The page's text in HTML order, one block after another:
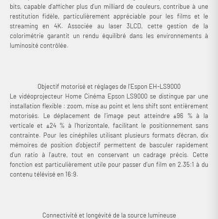
bits, capable d’afficher plus d’un milliard de couleurs, contribue à une
restitution fidèle, particulièrement appréciable pour les films et le
streaming en 4K. Associée au laser 3LCD, cette gestion de la
colorimétrie garantit un rendu équilibré dans les environnements à
luminosité contrôlée.
Objectif motorisé et réglages de l’Espon EH-LS9000
Le vidéoprojecteur Home Cinéma Epson LS9000 se distingue par une
installation flexible : zoom, mise au point et lens shift sont entièrement
motorisés. Le déplacement de l’image peut atteindre ±96 % à la
verticale et ±24 % à l’horizontale, facilitant le positionnement sans
contrainte. Pour les cinéphiles utilisant plusieurs formats d’écran, dix
mémoires de position d’objectif permettent de basculer rapidement
d’un ratio à l’autre, tout en conservant un cadrage précis. Cette
fonction est particulièrement utile pour passer d’un film en 2.35:1 à du
contenu télévisé en 16:9.
Connectivité et longévité de la source lumineuse